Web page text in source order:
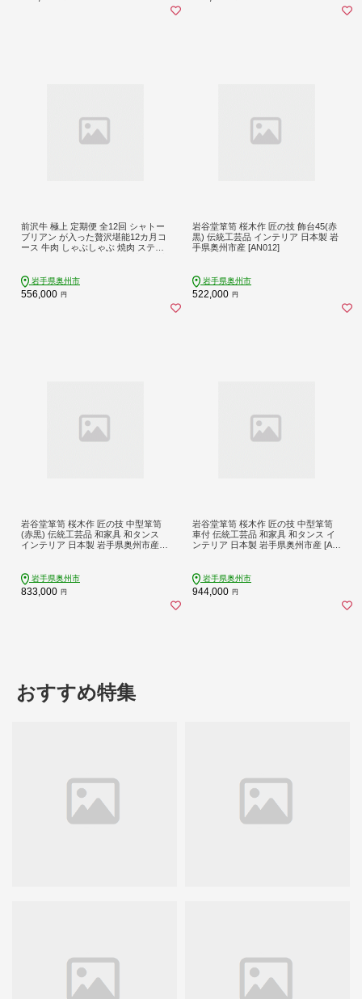
前沢牛 極上 定期便 全12回 シャトー
ブリアン が入った贅沢堪能12カ月コ
ース 牛肉 しゃぶしゃぶ 焼肉 ステー
5] 岩手県奥州市
556,000 円
岩谷堂箪笥 桜木作 匠の技 飾台45(赤
黒) 伝統工芸品 インテリア 日本製 岩
手県奥州市産 [AN012]
岩手県奥州市
522,000 円
岩谷堂箪笥 桜木作 匠の技 中型箪笥
(赤黒) 伝統工芸品 和家具 和タンス
インテリア 日本製 岩手県奥州市産 [A
岩手県奥州市
833,000 円
岩谷堂箪笥 桜木作 匠の技 中型箪笥
車付 伝統工芸品 和家具 和タンス イ
ンテリア 日本製 岩手県奥州市産 [AN
岩手県奥州市
944,000 円
おすすめ特集